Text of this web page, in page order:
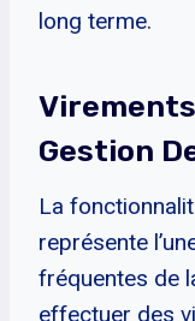
long terme.
Gestion
La
représente
fréquentes de
effectuer des